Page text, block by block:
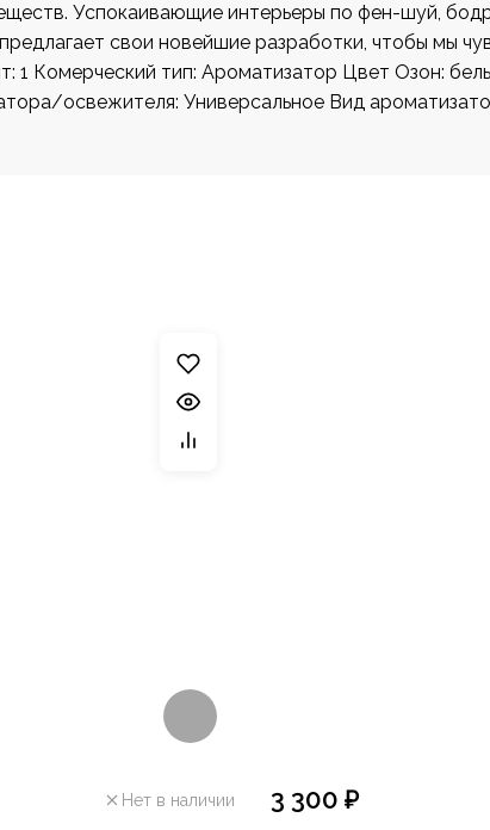
Успокаивающие интерьеры по фен-шуй,
свои новейшие разработки, чтобы мы
1 Комерческий тип: Ароматизатор Цвет Озон:
освежителя: Универсальное Вид
Нет в наличии 3 300 ₽